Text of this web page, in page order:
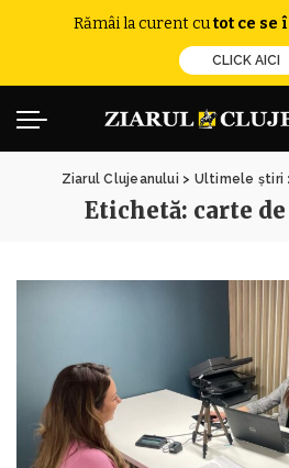
Rămâi la curent cutot ce se
CLICK AICI
Ziarul Clujeanului > Ultimele știri
Etichetă: carte